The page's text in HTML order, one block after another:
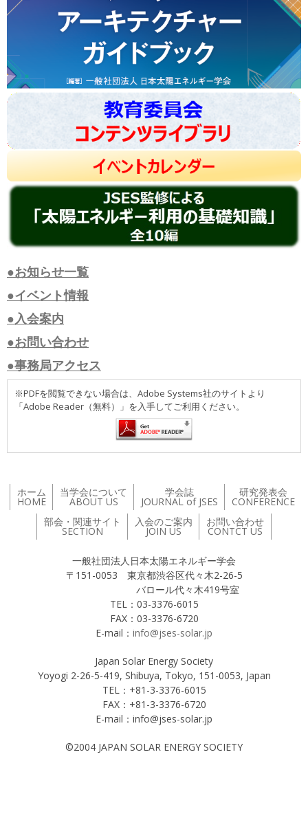
●お知らせ一覧
●イベント情報
●入会案内
●お問い合わせ
●事務局アクセス
※PDFを閲覧できない場合は、Adobe Systems社のサイトより
「Adobe Reader（無料）」を入手してご利用ください。
ホーム
HOME
当学会について
ABOUT US
学会誌
JOURNAL of JSES
研究発表会
CONFERENCE
部会・関連サイト
SECTION
入会のご案内
JOIN US
お問い合わせ
CONTCT US
一般社団法人日本太陽エネルギー学会
〒151-0053 東京都渋谷区代々木2-26-5
バロール代々木419号室
TEL：03-3376-6015
FAX：03-3376-6720
E-mail： info@jses-solar.jp
Japan Solar Energy Society
Yoyogi 2-26-5-419, Shibuya, Tokyo, 151-0053, Japan
TEL：+81-3-3376-6015
FAX：+81-3-3376-6720
E-mail：info@jses-solar.jp
©2004 JAPAN SOLAR ENERGY SOCIETY